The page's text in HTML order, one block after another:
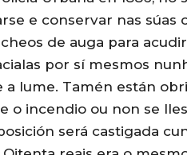
e conservar nas súas
de auga para
por sí mesmos
lume. Tamén están
o incendio ou non se
será castigada